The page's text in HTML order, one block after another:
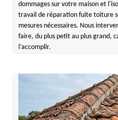
dommages sur votre maison et
travail de réparation fuite toiture
mesures nécessaires. Nous
faire, du plus petit au plus grand,
l’accomplir.